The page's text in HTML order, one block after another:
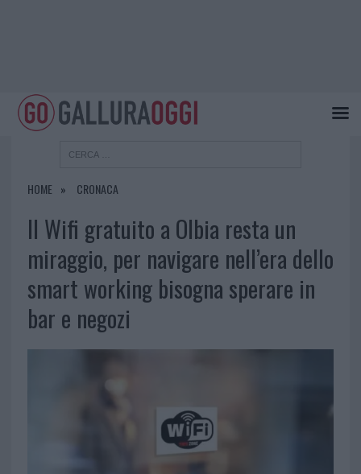
HOME CRONACA
Il Wifi gratuito a Olbia resta un
miraggio, per navigare nell’era dello
smart working bisogna sperare in
bar e negozi